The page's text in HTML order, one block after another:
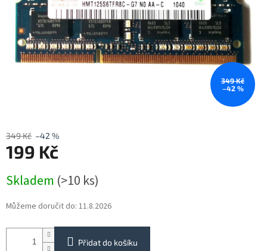
349 Kč
–42 %
349 Kč –42 %
199 Kč
cena:
Skladem (>10 ks)
Můžeme doručit do: 11.8.2026
Přidat do košíku